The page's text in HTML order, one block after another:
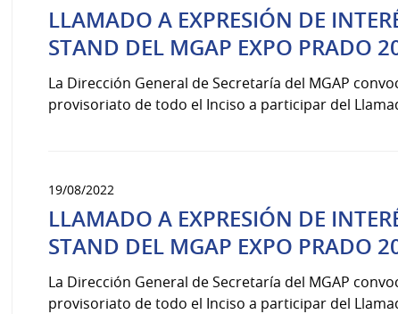
LLAMADO A EXPRESIÓN DE
STAND DEL MGAP EXPO PRADO
La Dirección General de Secretaría del MGAP
provisoriato de todo el Inciso a participar del
19/08/2022
LLAMADO A EXPRESIÓN DE
STAND DEL MGAP EXPO PRADO
La Dirección General de Secretaría del MGAP
provisoriato de todo el Inciso a participar del